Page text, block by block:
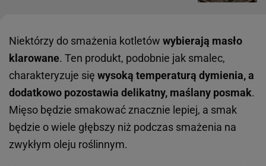
Niektórzy do smażenia kotletów wybierają masło
klarowane. Ten produkt, podobnie jak smalec,
charakteryzuje się wysoką temperaturą dymienia, a
dodatkowo pozostawia delikatny, maślany posmak.
Mięso będzie smakować znacznie lepiej, a smak
będzie o wiele głębszy niż podczas smażenia na
zwykłym oleju roślinnym.